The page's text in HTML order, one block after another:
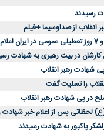
رسیدند
انقلاب از صداوسیما +فیلم
کارشان در بیت رهبری به شهادت
شهادت رهبر انقلاب
را تسلیت گفت
در پی شهادت رهبر انقلاب
لحظاتی پس از اعلام خبر شهادت
پاکپور به شهادت رسیدند